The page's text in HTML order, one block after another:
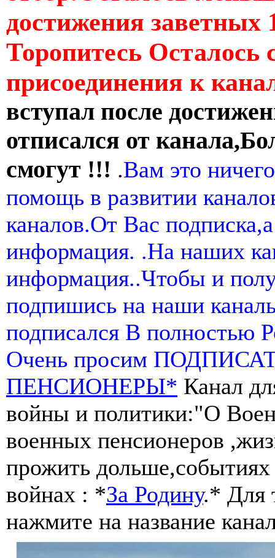
достижения заветных
Торопитесь Осталось
присоединения к
вступал после
отписался от
смогут !!! .Вам это
помощь в развитии
каналов.От Вас
информация. .На наших
информация..Чтобы и
подпишись на наши
подписался В полностью
Очень просим
ПЕНСИОНЕРЫ* Канал
войны и политики:"О
военных пенсионеров
прожить
войнах : *За Родину.* Для
нажмите на название